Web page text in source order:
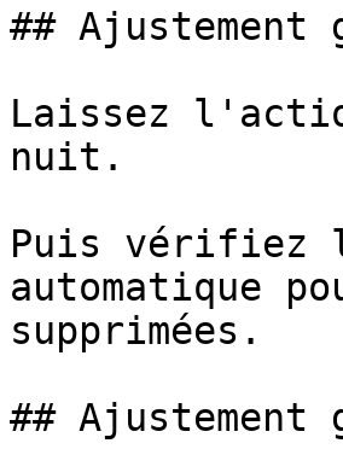
## Ajustement
Laissez
nuit.
Puis vérifiez
automatique
supprimées.
## Ajustement